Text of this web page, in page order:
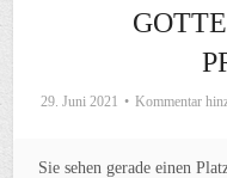
29. Juni 2021 Kommentar
Sie sehen gerade einen